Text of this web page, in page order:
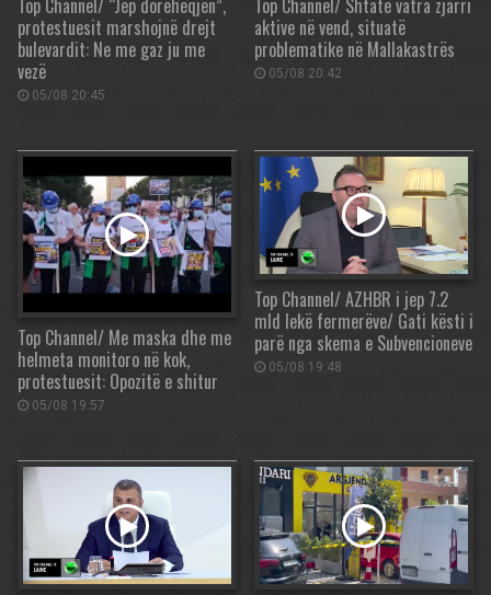
protestuesit marshojnë drejt
bulevardit: Ne me gaz ju me
vezë
05/08 20:45
aktive në vend, situatë
problematike në Mallakastrës
05/08 20:42
Top Channel/ Me maska dhe me
helmeta monitoro në kok,
protestuesit: Opozitë e shitur
05/08 19:57
Top Channel/ AZHBR i jep 7.2
mld lekë fermerëve/ Gati kësti i
parë nga skema e Subvencioneve
05/08 19:48